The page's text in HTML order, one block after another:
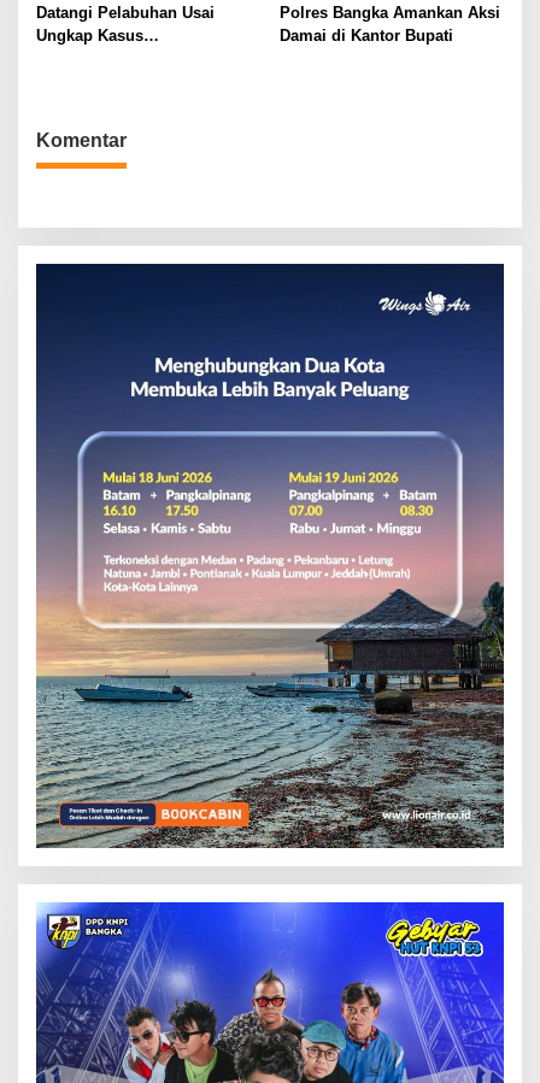
s
Datangi Pelabuhan Usai
Ungkap Kasus
Polres Bangka Amankan Aksi
Damai di Kantor Bupati
Komentar